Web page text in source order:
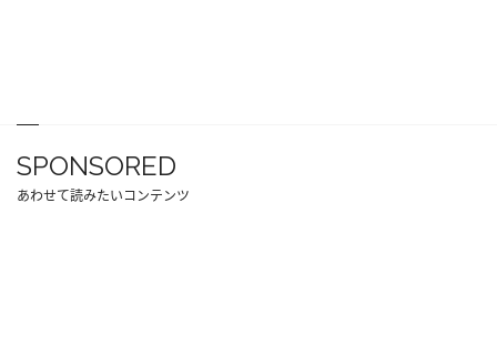
SPONSORED
あわせて読みたいコンテンツ